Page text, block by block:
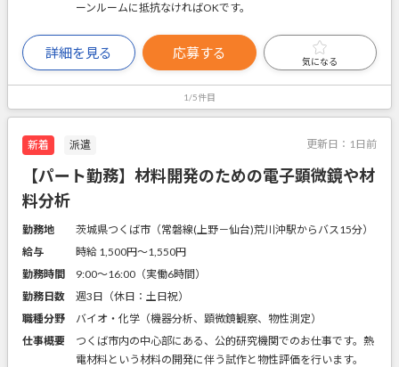
ーンルームに抵抗なければOKです。
詳細を見る 応募する
気になる
1/5件目
新着 派遣 更新日： 1日前
【パート勤務】材料開発のための電子顕微鏡や材
料分析
勤務地
茨城県つくば市（常磐線(上野－仙台)荒川沖駅からバス15分）
給与
時給 1,500円〜1,550円
勤務時間
9:00～16:00（実働6時間）
勤務日数
週3日（休日：土日祝）
職種分野
バイオ・化学（機器分析、顕微鏡観察、物性測定）
仕事概要
つくば市内の中心部にある、公的研究機関でのお仕事です。熱
電材料という材料の開発に伴う試作と物性評価を行います。